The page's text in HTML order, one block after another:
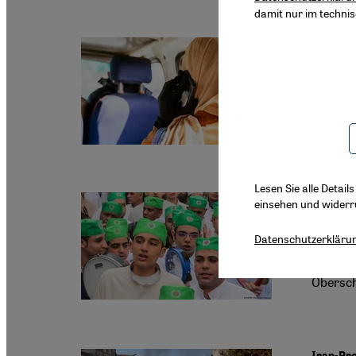
damit nur im
Lesen Sie alle
einsehen und